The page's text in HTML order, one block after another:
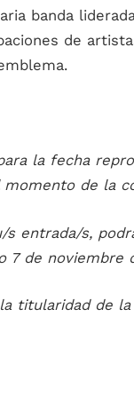
banda
de
la fecha
momento de la
entrada/s,
7 de noviembre
titularidad de